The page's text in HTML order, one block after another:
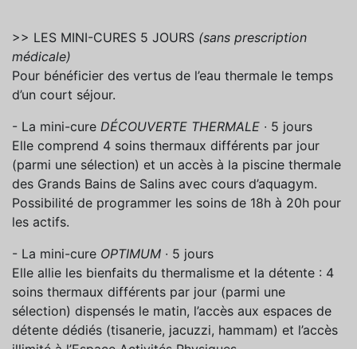
>> LES MINI-CURES 5 JOURS (sans prescription
médicale)
Pour bénéficier des vertus de l’eau thermale le temps
d’un court séjour.
- La mini-cure DÉCOUVERTE THERMALE ∙ 5 jours
Elle comprend 4 soins thermaux différents par jour
(parmi une sélection) et un accès à la piscine thermale
des Grands Bains de Salins avec cours d’aquagym.
Possibilité de programmer les soins de 18h à 20h pour
les actifs.
- La mini-cure OPTIMUM ∙ 5 jours
Elle allie les bienfaits du thermalisme et la détente : 4
soins thermaux différents par jour (parmi une
sélection) dispensés le matin, l’accès aux espaces de
détente dédiés (tisanerie, jacuzzi, hammam) et l’accès